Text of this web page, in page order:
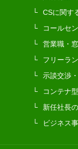
CSに関す
コールセ
営業職・
フリーラ
示談交渉
コンテナ
新任社長
ビジネス